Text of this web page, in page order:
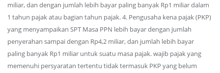
miliar, dan dengan jumlah lebih bayar paling banyak Rp1 miliar dalam
1 tahun pajak atau bagian tahun pajak. 4. Pengusaha kena pajak (PKP)
yang menyampaikan SPT Masa PPN lebih bayar dengan jumlah
penyerahan sampai dengan Rp4,2 miliar, dan jumlah lebih bayar
paling banyak Rp1 miliar untuk suatu masa pajak. wajib pajak yang
memenuhi persyaratan tertentu tidak termasuk PKP yang belum